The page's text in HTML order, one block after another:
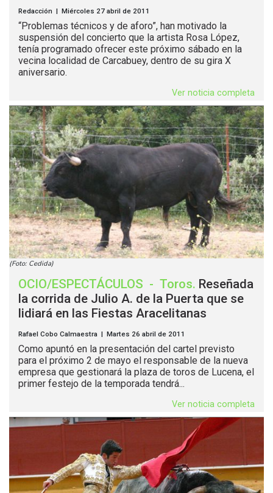
Redacción | Miércoles 27 abril de 2011
“Problemas técnicos y de aforo”, han motivado la
suspensión del concierto que la artista Rosa López,
tenía programado ofrecer este próximo sábado en la
vecina localidad de Carcabuey, dentro de su gira X
aniversario.
Ver noticia completa
(Foto: Cedida)
OCIO/ESPECTÁCULOS - Toros. Reseñada
la corrida de Julio A. de la Puerta que se
lidiará en las Fiestas Aracelitanas
Rafael Cobo Calmaestra | Martes 26 abril de 2011
Como apuntó en la presentación del cartel previsto
para el próximo 2 de mayo el responsable de la nueva
empresa que gestionará la plaza de toros de Lucena, el
primer festejo de la temporada tendrá...
Ver noticia completa